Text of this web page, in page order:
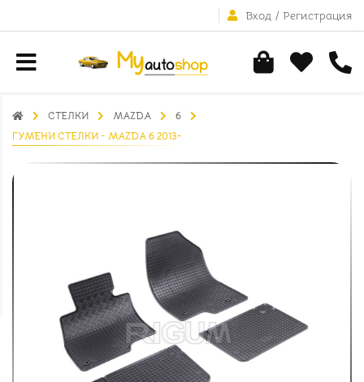
Вход / Регистрация
СТЕЛКИ MAZDA
6
ГУМЕНИ СТЕЛКИ - MAZDA 6 2013-